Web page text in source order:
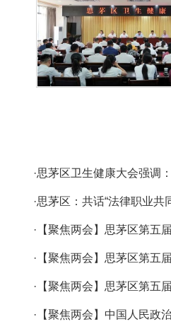
·思茅区卫生健康大会强调
·思茅区：共话“法律职业共
·【聚焦两会】思茅区第五
·【聚焦两会】思茅区第五
·【聚焦两会】思茅区第五
·【聚焦两会】中国人民政